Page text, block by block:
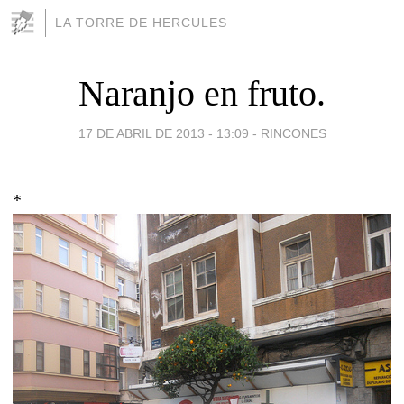
LA TORRE DE HERCULES
Naranjo en fruto.
17 DE ABRIL DE 2013 - 13:09 - RINCONES
*